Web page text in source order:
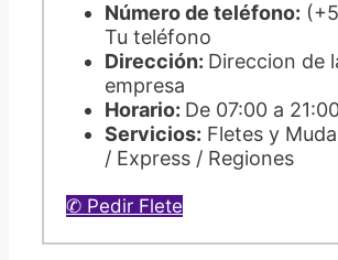
Número de teléfono:
Tu teléfono
Dirección: Direccion de
empresa
Horario: De 07:00 a
Servicios: Fletes y
/ Express / Regiones
✆ Pedir Flete